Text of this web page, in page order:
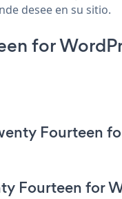
desee en su sitio.
for
Fourteen
Fourteen for